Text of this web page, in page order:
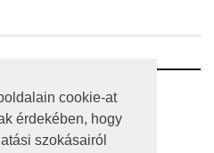
cookie-at
érdekében, hogy
szokásairól